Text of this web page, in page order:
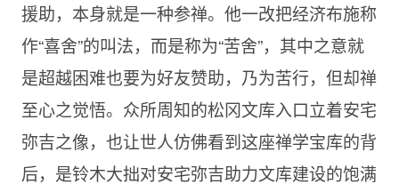
援助，本身就是一种参禅。他一改把经济布施称
作“喜舍”的叫法，而是称为“苦舍”，其中之意就
是超越困难也要为好友赞助，乃为苦行，但却禅
至心之觉悟。众所周知的松冈文库入口立着安宅
弥吉之像，也让世人仿佛看到这座禅学宝库的背
后，是铃木大拙对安宅弥吉助力文库建设的饱满